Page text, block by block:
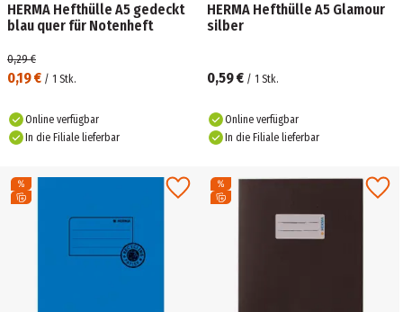
HERMA Hefthülle A5 gedeckt
blau quer für Notenheft
0,19 € / 1 Stk.
0,29 €
Online verfügbar
In die Filiale lieferbar
HERMA Hefthülle A5 Glamour
silber
0,59 € / 1 Stk.
Online verfügbar
In die Filiale lieferbar